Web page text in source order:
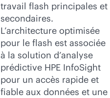
travail flash principales et
secondaires.
L’architecture optimisée
pour le flash est associée
à la solution d’analyse
prédictive HPE InfoSight
pour un accès rapide et
fiable aux données et une